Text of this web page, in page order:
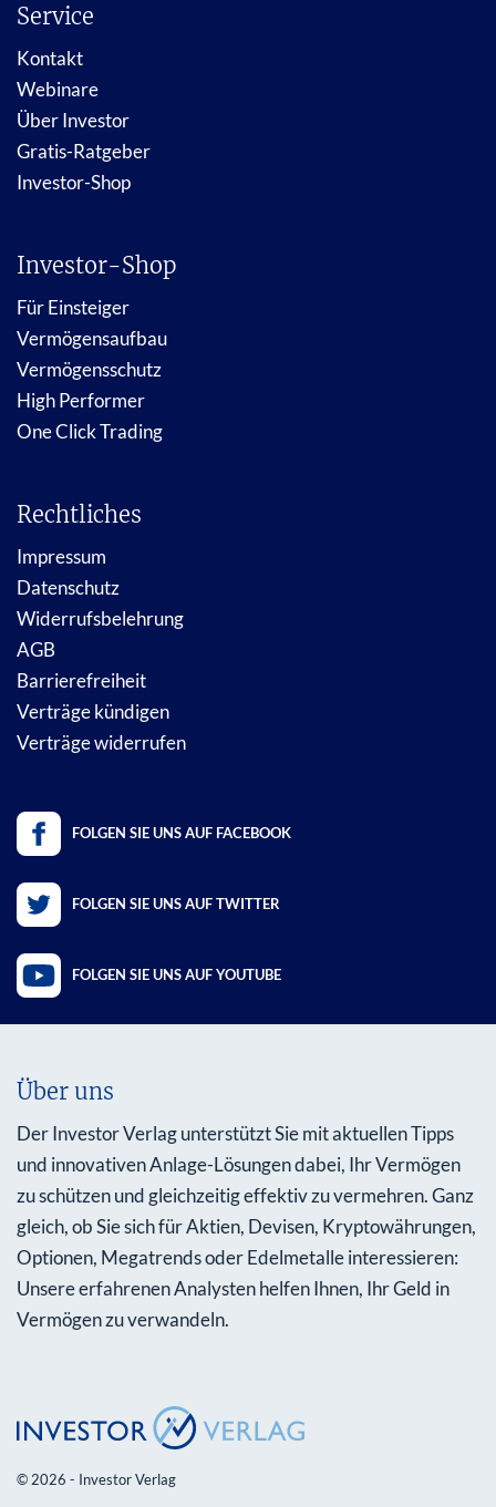
Service
Kontakt
Webinare
Über Investor
Gratis-Ratgeber
Investor-Shop
Investor-Shop
Für Einsteiger
Vermögensaufbau
Vermögensschutz
High Performer
One Click Trading
Rechtliches
Impressum
Datenschutz
Widerrufsbelehrung
AGB
Barrierefreiheit
Verträge kündigen
Verträge widerrufen
FOLGEN SIE UNS AUF FACEBOOK
FOLGEN SIE UNS AUF TWITTER
FOLGEN SIE UNS AUF YOUTUBE
Über uns
Der Investor Verlag unterstützt Sie mit aktuellen Tipps
und innovativen Anlage-Lösungen dabei, Ihr Vermögen
zu schützen und gleichzeitig effektiv zu vermehren. Ganz
gleich, ob Sie sich für Aktien, Devisen, Kryptowährungen,
Optionen, Megatrends oder Edelmetalle interessieren:
Unsere erfahrenen Analysten helfen Ihnen, Ihr Geld in
Vermögen zu verwandeln.
© 2026 - Investor Verlag